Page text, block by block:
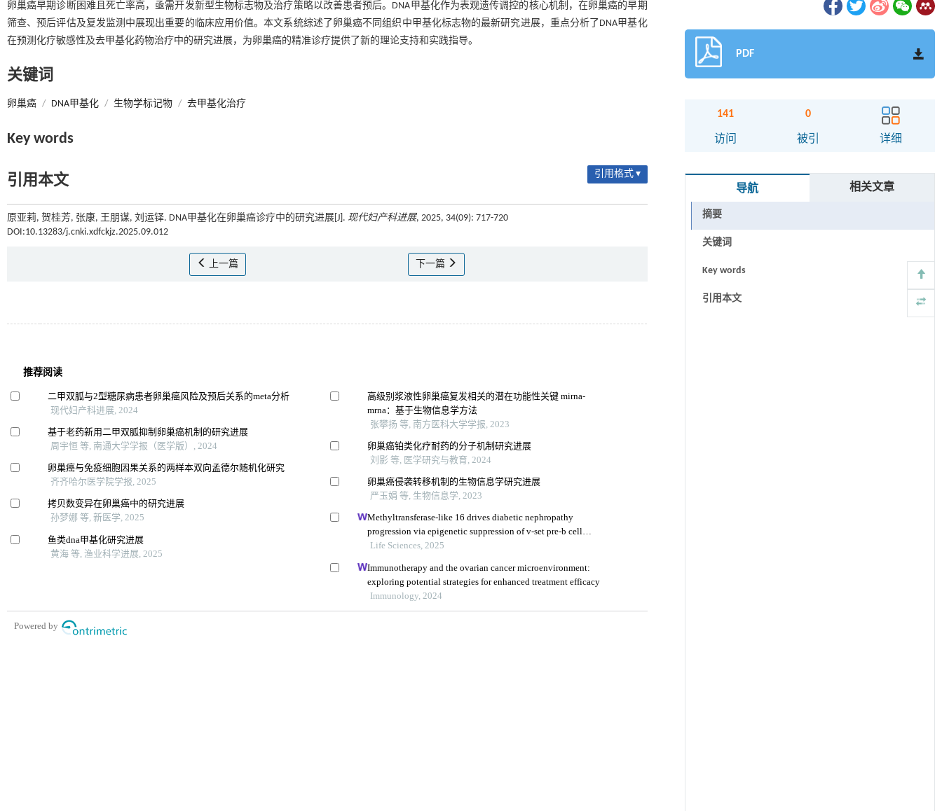
卵巢癌早期诊断困难且死亡率高，亟需开发新型生物标志物及治疗策略以改善患者预后。DNA甲基化作为表观遗传调控的核心机制，在卵巢癌的早期
筛查、预后评估及复发监测中展现出重要的临床应用价值。本文系统综述了卵巢癌不同组织中甲基化标志物的最新研究进展，重点分析了DNA甲基化
在预测化疗敏感性及去甲基化药物治疗中的研究进展，为卵巢癌的精准诊疗提供了新的理论支持和实践指导。
关键词
卵巢癌 / DNA甲基化 / 生物学标记物 / 去甲基化治疗
Key words
引用本文 引用格式 ▾
原亚莉, 贺桂芳, 张康, 王朋谋, 刘运铎. DNA甲基化在卵巢癌诊疗中的研究进展[J]. 现代妇产科进展, 2025, 34(09): 717-720
DOI:10.13283/j.cnki.xdfckjz.2025.09.012
上一篇 下一篇
PDF
141
访问
0
被引 详细
导航 相关文章
摘要
关键词
Key words
引用本文